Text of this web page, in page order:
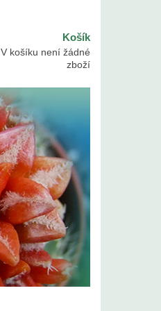
Košík
V košíku není žádné
zboží